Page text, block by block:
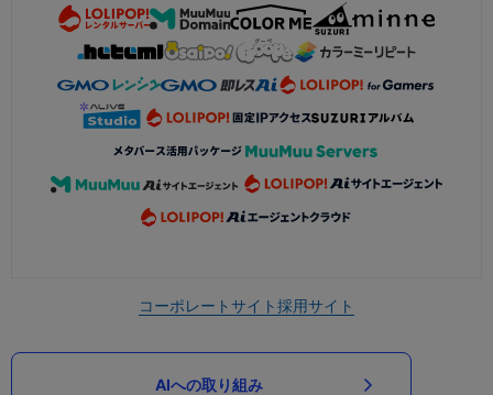
コーポレートサイト採用サイト
AIへの取り組み